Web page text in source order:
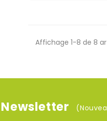
Affichage 1-8 de 8